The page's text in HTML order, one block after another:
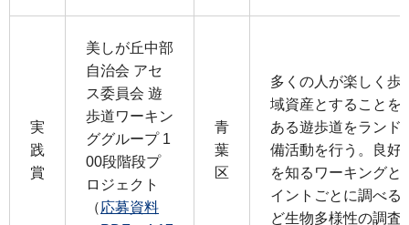
実
践
賞
美しが丘中部
自治会 アセ
ス委員会 遊
歩道ワーキン
ググループ 1
00段階段プ
ロジェクト
（応募資料
青
葉
区
多くの人が楽しく歩
域資産とすることを
ある遊歩道をランド
備活動を行う。良好
を知るワーキングと
イントごとに調べる
ど生物多様性の調査